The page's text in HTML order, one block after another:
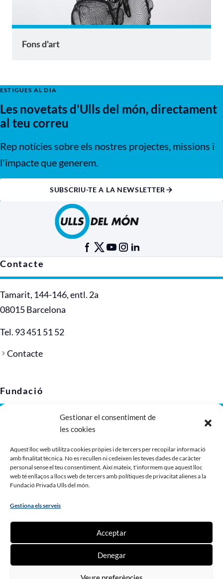
Gestionar el consentiment de
les cookies
Aquest lloc web utilitza cookies pròpies i de tercers per recopilar informació
amb finalitat tècnica. No es recullen ni cedeixen les teves dades de caràcter
personal sense el teu consentiment. Així mateix, t'informem que aquest lloc
web té enllaços a llocs web de tercers amb polítiques de privacitat alienes a la
Fundació Privada Ulls del món.
Gestiona els serveis
Acceptar
Denegar
Fons d'art
ESTIGUES AL DIA
Les novetats d'Ulls del món, directament
al teu correu
Rep notícies sobre els nostres projectes, missions i
l'impacte que generem.
SUBSCRIU-TE A LA NEWSLETTER
Contacte
Tamarit, 144-146, entl. 2a
08015 Barcelona
Tel. 93 451 51 52
Contacte
Fundació
Política de privacitat
Política de cookies (UE)
Imatge corporativa
Dossier de presentació
Fes un donatiu
Ser voluntari o voluntària